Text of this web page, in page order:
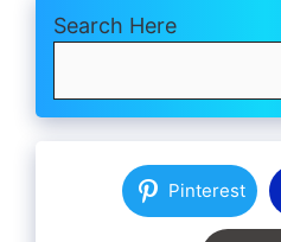
Search Here
Pinterest